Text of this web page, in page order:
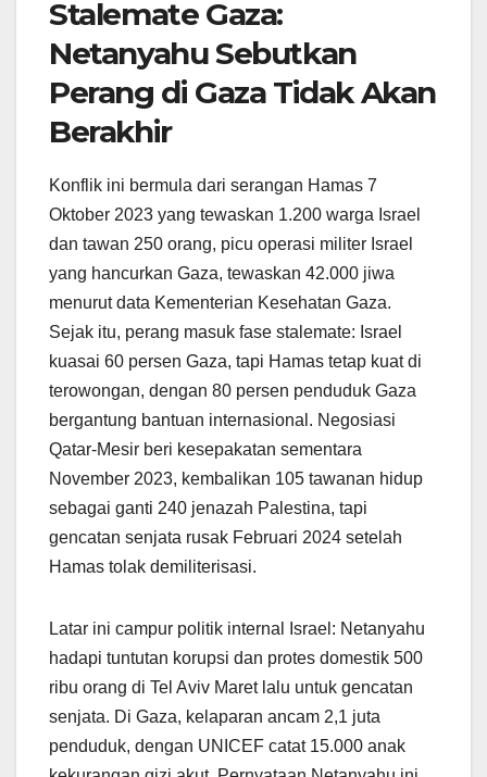
Stalemate Gaza:
Netanyahu Sebutkan
Perang di Gaza Tidak Akan
Berakhir
Konflik ini bermula dari serangan Hamas 7
Oktober 2023 yang tewaskan 1.200 warga Israel
dan tawan 250 orang, picu operasi militer Israel
yang hancurkan Gaza, tewaskan 42.000 jiwa
menurut data Kementerian Kesehatan Gaza.
Sejak itu, perang masuk fase stalemate: Israel
kuasai 60 persen Gaza, tapi Hamas tetap kuat di
terowongan, dengan 80 persen penduduk Gaza
bergantung bantuan internasional. Negosiasi
Qatar-Mesir beri kesepakatan sementara
November 2023, kembalikan 105 tawanan hidup
sebagai ganti 240 jenazah Palestina, tapi
gencatan senjata rusak Februari 2024 setelah
Hamas tolak demiliterisasi.
Latar ini campur politik internal Israel: Netanyahu
hadapi tuntutan korupsi dan protes domestik 500
ribu orang di Tel Aviv Maret lalu untuk gencatan
senjata. Di Gaza, kelaparan ancam 2,1 juta
penduduk, dengan UNICEF catat 15.000 anak